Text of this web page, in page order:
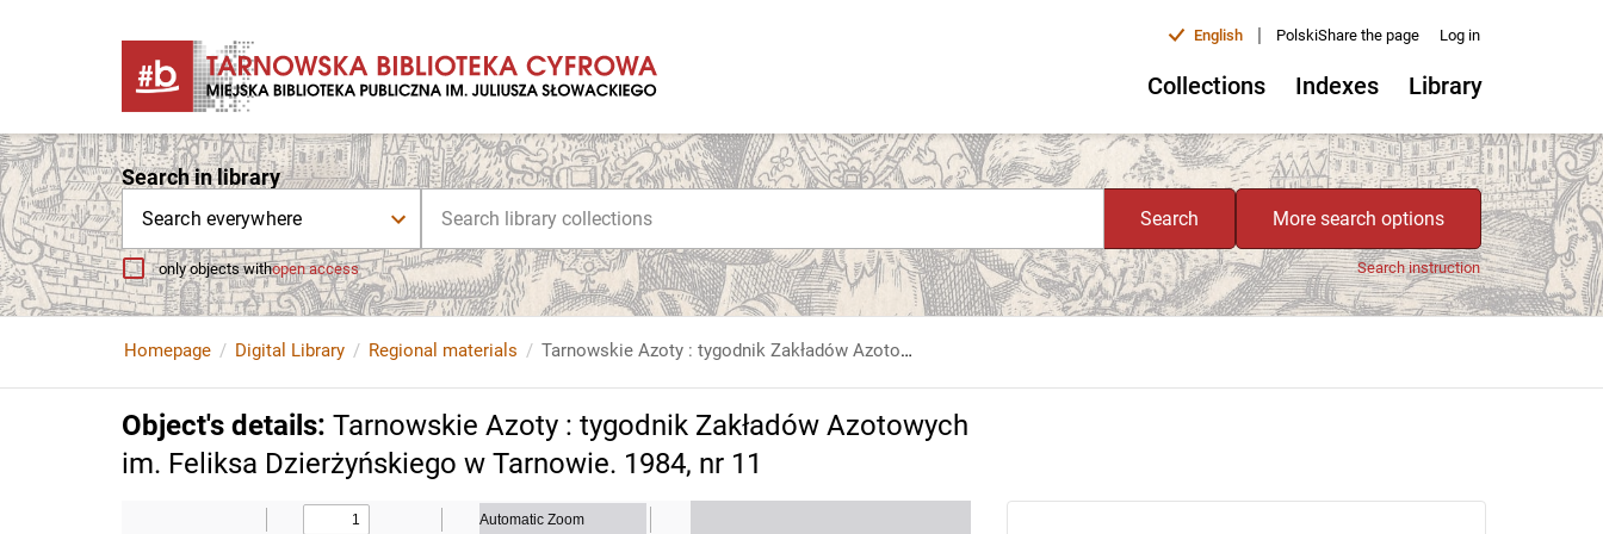
English | PolskiShare the page Log in
Collections Indexes Library
Search in library
Search everywhere Search More search options
only objects withopen access Search instruction
Homepage Digital Library Regional materials Tarnowskie Azoty : tygodnik Zakładów Azotowych im. Feliksa Dzierżyńskiego w Tarnowie. 1984, nr 11
Object's details: Tarnowskie Azoty : tygodnik Zakładów Azotowych
im. Feliksa Dzierżyńskiego w Tarnowie. 1984, nr 11